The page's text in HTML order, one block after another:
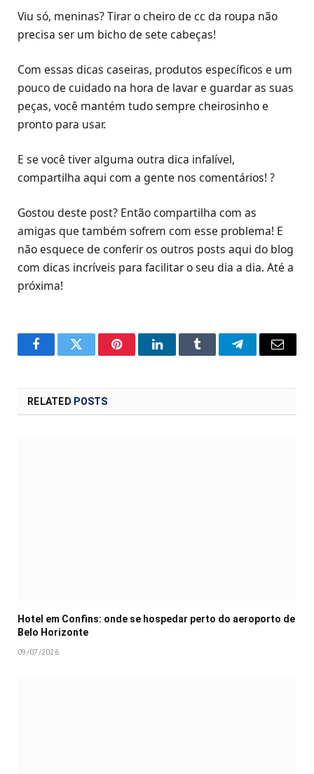
Viu só, meninas? Tirar o cheiro de cc da roupa não
precisa ser um bicho de sete cabeças!
Com essas dicas caseiras, produtos específicos e um
pouco de cuidado na hora de lavar e guardar as suas
peças, você mantém tudo sempre cheirosinho e
pronto para usar.
E se você tiver alguma outra dica infalível,
compartilha aqui com a gente nos comentários! ?
Gostou deste post? Então compartilha com as
amigas que também sofrem com esse problema! E
não esquece de conferir os outros posts aqui do blog
com dicas incríveis para facilitar o seu dia a dia. Até a
próxima!
FacebookTwitter PinterestLinkedInTumblr TelegramEmail
RELATED POSTS
Hotel em Confins: onde se hospedar perto do aeroporto de
Belo Horizonte
09/07/2026